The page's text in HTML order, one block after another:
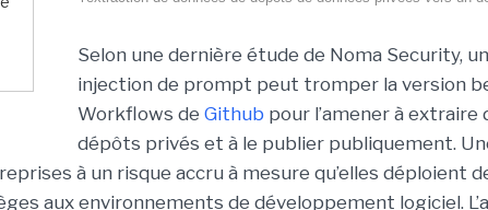
Selon une dernière étude de Noma Security,
injection de prompt peut tromper la version
Workflows de Github pour l’amener à extraire
dépôts privés et à le publier publiquement.
à un risque accru à mesure qu’elles déploient
aux environnements de développement logiciel.